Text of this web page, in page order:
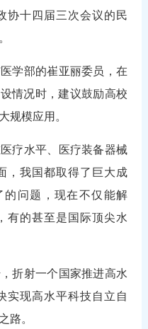
协十四届三次会议的民
学部的崔亚丽委员，在
情况时，建议鼓励高校
规模应用。
疗水平、医疗装备器械
，我国都取得了巨大成
的问题，现在不仅能解
有的甚至是国际顶尖水
折射一个国家推进高水
实现高水平科技自立自
路。